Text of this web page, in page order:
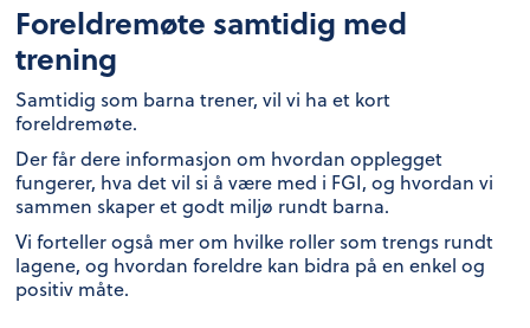
Foreldremøte samtidig med
trening
Samtidig som barna trener, vil vi ha et kort
foreldremøte.
Der får dere informasjon om hvordan opplegget
fungerer, hva det vil si å være med i FGI, og hvordan vi
sammen skaper et godt miljø rundt barna.
Vi forteller også mer om hvilke roller som trengs rundt
lagene, og hvordan foreldre kan bidra på en enkel og
positiv måte.